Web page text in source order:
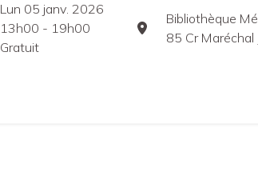
Lun 05 janv. 2026
13h00 - 19h00
Gratuit
Bibliothèque
85 Cr